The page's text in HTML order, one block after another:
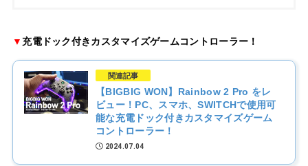
▼充電ドック付きカスタマイズゲームコントローラー！
関連記事
【BIGBIG WON】Rainbow 2 Pro をレ
ビュー！PC、スマホ、SWITCHで使用可
能な充電ドック付きカスタマイズゲーム
コントローラー！
2024.07.04